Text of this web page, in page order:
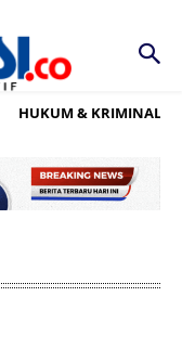
HUKUM & KRIMINAL